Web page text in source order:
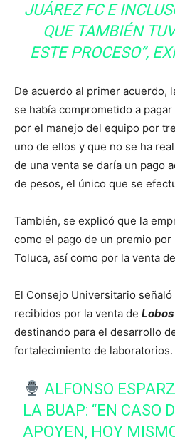
JUÁREZ FC E
QUE TAMBIÉN
ESTE PROCESO”,
De acuerdo al primer acuerdo,
se había comprometido a
por el manejo del equipo por
uno de ellos y que no se ha
de una venta se daría un pago
de pesos, el único que se
También, se explicó que la
como el pago de un premio
Toluca, así como por la venta
El Consejo Universitario
recibidos por la venta de Lobos
destinando para el desarrollo
fortalecimiento de laboratorios.
ALFONSO
LA BUAP: “EN CASO
APOYEN, HOY